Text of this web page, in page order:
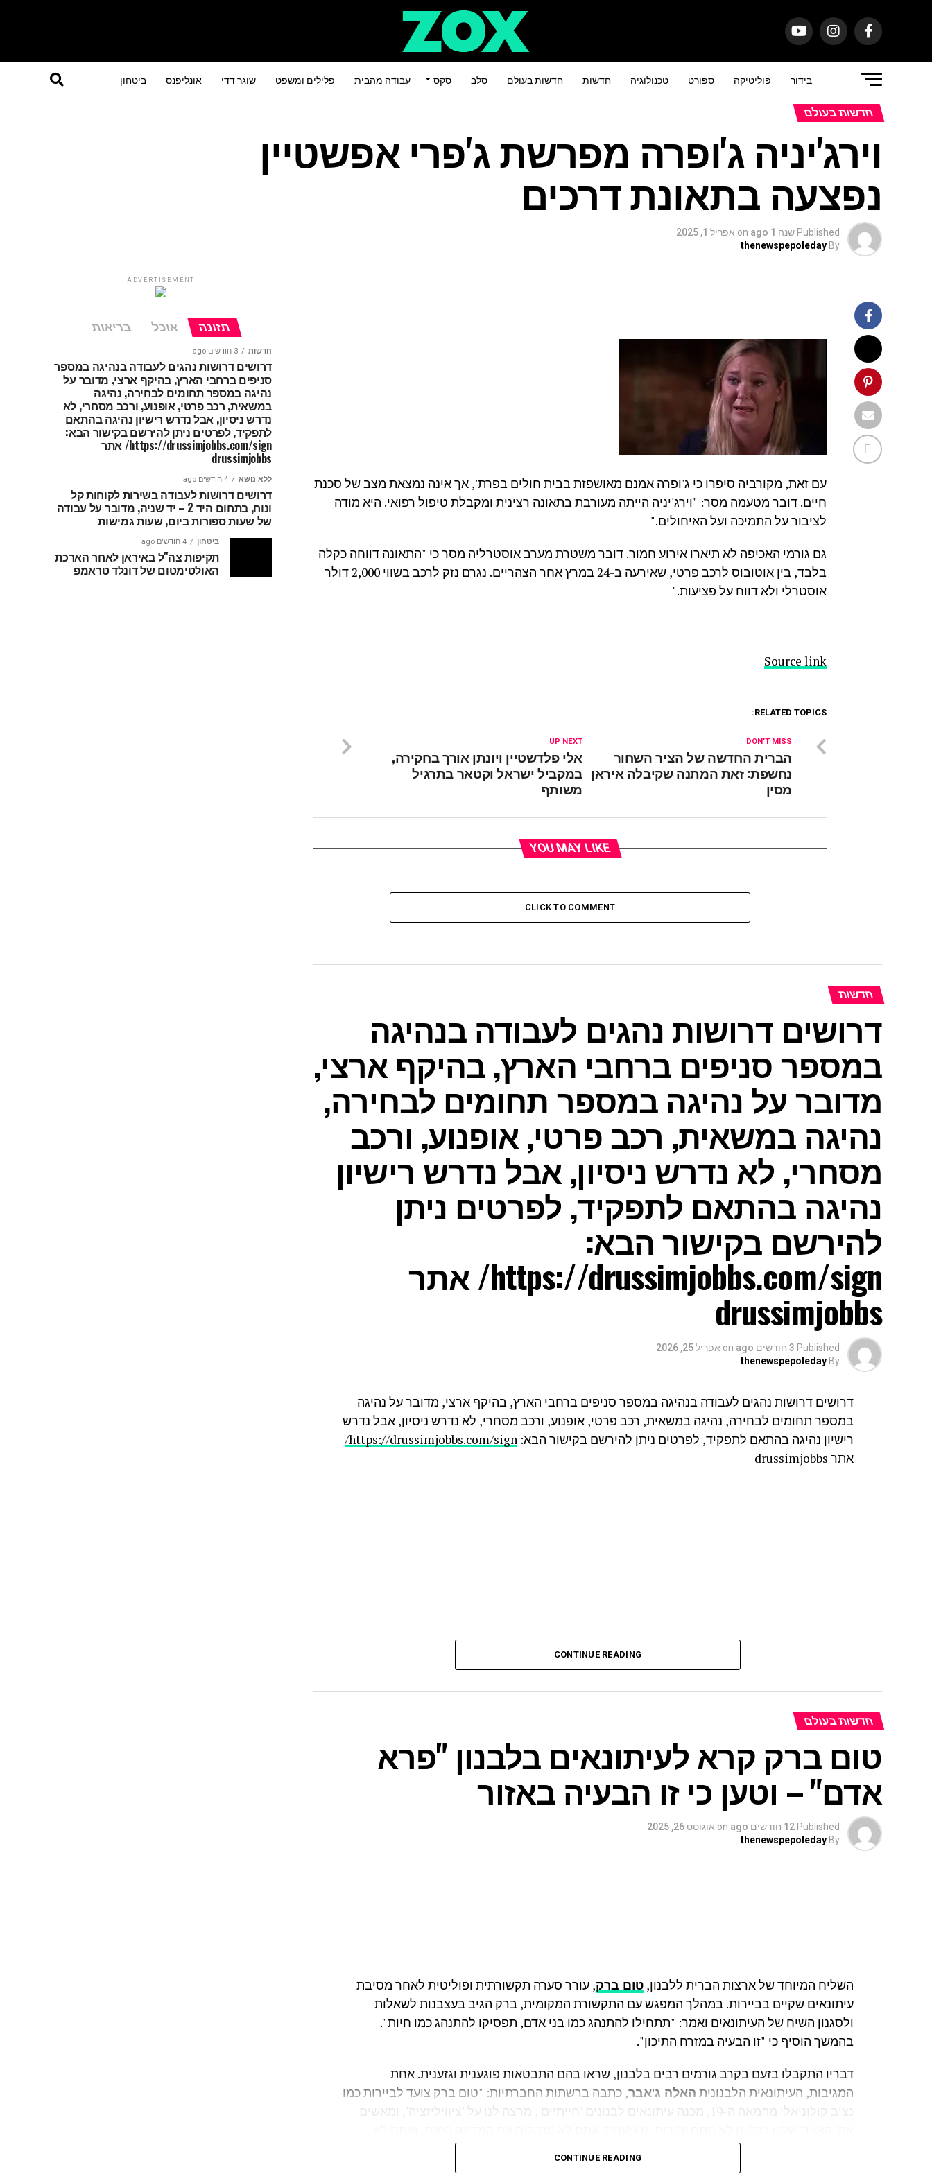
בידור פוליטיקה ספורט טכנולוגיה חדשות חדשות בעולם סלב סקס עבודה מהבית פלילים ומשפט שוגר דדי אונליפנס ביטחון
חדשות בעולם
וירג'יניה ג'ופרה מפרשת ג'פרי אפשטיין
נפצעה בתאונת דרכים
Published שנה 1 ago on אפריל 1, 2025
By
thenewspepoleday
עם זאת, מקורביה סיפרו כי ג'ופרה אמנם מאושפזת בבית חולים בפרת', אך אינה נמצאת מצב של סכנת
חיים. דובר מטעמה מסר: "וירג'יניה הייתה מעורבת בתאונה רצינית ומקבלת טיפול רפואי. היא מודה
לציבור על התמיכה ועל האיחולים."
גם גורמי האכיפה לא תיארו אירוע חמור. דובר משטרת מערב אוסטרליה מסר כי "התאונה דווחה כקלה
בלבד, בין אוטובוס לרכב פרטי, שאירעה ב-24 במרץ אחר הצהריים. נגרם נזק לרכב בשווי 2,000 דולר
אוסטרלי ולא דווח על פציעות."
Source link
RELATED TOPICS:
UP NEXT
אלי פלדשטיין ויונתן אורך בחקירה,
במקביל ישראל וקטאר בתרגיל
משותף
DON'T MISS
הברית החדשה של הציר השחור
נחשפת: זאת המתנה שקיבלה איראן
מסין
YOU MAY LIKE
CLICK TO COMMENT
חדשות
דרושים דרושות נהגים לעבודה בנהיגה
במספר סניפים ברחבי הארץ, בהיקף ארצי,
מדובר על נהיגה במספר תחומים לבחירה,
נהיגה במשאית, רכב פרטי, אופנוע, ורכב
מסחרי, לא נדרש ניסיון, אבל נדרש רישיון
נהיגה בהתאם לתפקיד, לפרטים ניתן
להירשם בקישור הבא:
https://drussimjobbs.com/sign/ אתר
drussimjobbs
Published 3 חודשים ago on אפריל 25, 2026
By
thenewspepoleday
דרושים דרושות נהגים לעבודה בנהיגה במספר סניפים ברחבי הארץ, בהיקף ארצי, מדובר על נהיגה
במספר תחומים לבחירה, נהיגה במשאית, רכב פרטי, אופנוע, ורכב מסחרי, לא נדרש ניסיון, אבל נדרש
רישיון נהיגה בהתאם לתפקיד, לפרטים ניתן להירשם בקישור הבא: https://drussimjobbs.com/sign/
אתר drussimjobbs
CONTINUE READING
חדשות בעולם
טום ברק קרא לעיתונאים בלבנון "פרא
אדם" – וטען כי זו הבעיה באזור
Published 12 חודשים ago on אוגוסט 26, 2025
By
thenewspepoleday
השליח המיוחד של ארצות הברית ללבנון, טום ברק, עורר סערה תקשורתית ופוליטית לאחר מסיבת
עיתונאים שקיים בביירות. במהלך המפגש עם התקשורת המקומית, ברק הגיב בעצבנות לשאלות
ולסגנון השיח של העיתונאים ואמר: "תתחילו להתנהג כמו בני אדם, תפסיקו להתנהג כמו חיות".
בהמשך הוסיף כי "זו הבעיה במזרח התיכון".
דבריו התקבלו בזעם בקרב גורמים רבים בלבנון, שראו בהם התבטאות פוגענית וגזענית. אחת
המגיבות, העיתונאית הלבנונית האלה ג'אבר, כתבה ברשתות החברתיות: "טום ברק צועד לביירות כמו
נציב קולוניאלי מהמאה ה-19, מכנה עיתונאים לבנונים 'חייתיים', מרצה לנו על 'ציוויליזציה', ומאשים
יכולים להעליב את אזרחיה".
CONTINUE READING
ADVERTISEMENT
תזונה אוכל בריאות
חדשות 3 חודשים ago
דרושים דרושות נהגים לעבודה בנהיגה במספר
סניפים ברחבי הארץ, בהיקף ארצי, מדובר על
נהיגה במספר תחומים לבחירה, נהיגה
במשאית, רכב פרטי, אופנוע, ורכב מסחרי, לא
נדרש ניסיון, אבל נדרש רישיון נהיגה בהתאם
לתפקיד, לפרטים ניתן להירשם בקישור הבא:
https://drussimjobbs.com/sign/ אתר
drussimjobbs
ללא נושא 4 חודשים ago
דרושים דרושות לעבודה בשירות לקוחות קל
ונוח, בתחום היד 2 – יד שניה, מדובר על עבודה
של שעות ספורות ביום, שעות גמישות
ביטחון 4 חודשים ago
תקיפות צה"ל באיראן לאחר הארכת
האולטימטום של דונלד טראמפ